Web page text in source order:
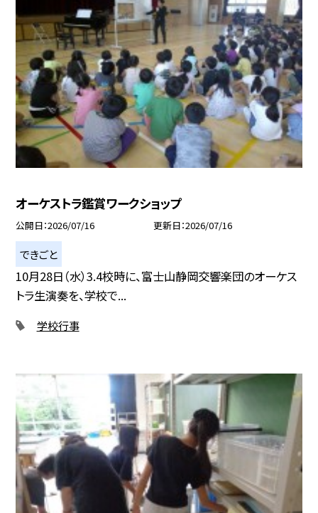
オーケストラ鑑賞ワークショップ
公開日 2026/07/16 更新日 2026/07/16
できごと
10月28日（水）3.4校時に、富士山静岡交響楽団のオーケス
トラ生演奏を、学校で...
学校行事